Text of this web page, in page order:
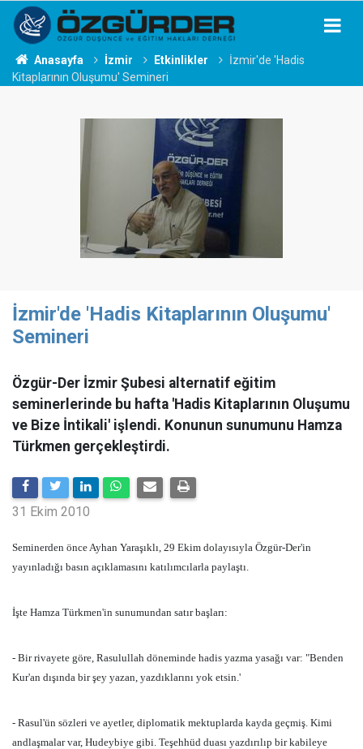
Anasayfa İzmir Etkinlikler
İzmir'de 'Hadis
Kitaplarının Oluşumu' Semineri
İzmir'de 'Hadis Kitaplarının Oluşumu'
Semineri
Özgür-Der İzmir Şubesi alternatif eğitim
seminerlerinde bu hafta 'Hadis Kitaplarının Oluşumu
ve Bize İntikali' işlendi. Konunun sunumunu Hamza
Türkmen gerçekleştirdi.
31 Ekim 2010
Seminerden önce Ayhan Yaraşıklı, 29 Ekim dolayısıyla Özgür-Der'in
yayınladığı basın açıklamasını katılımcılarla paylaştı.
İşte Hamza Türkmen'in sunumundan satır başları:
- Bir rivayete göre, Rasulullah döneminde hadis yazma yasağı var: "Benden
Kur'an dışında bir şey yazan, yazdıklarını yok etsin.'
- Rasul'ün sözleri ve ayetler, diplomatik mektuplarda kayda geçmiş. Kimi
andlaşmalar var, Hudeybiye gibi. Teşehhüd duası yazdırılıp bir kabileye